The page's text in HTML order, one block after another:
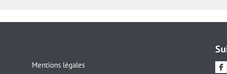
Mentions légales